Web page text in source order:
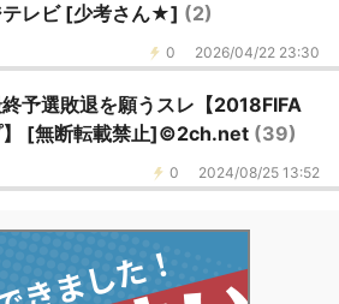
レビ [少考さん★] (2)
0 2026/04/22 23:30
予選敗退を願うスレ【2018FIFA
】 [無断転載禁止]©2ch.net (39)
0 2024/08/25 13:52